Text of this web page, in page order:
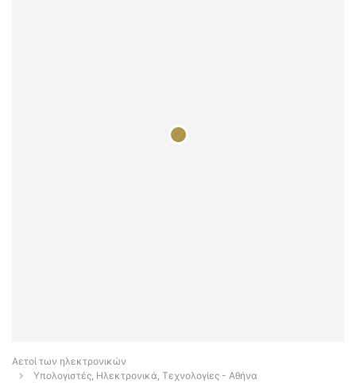
Αετοί των ηλεκτρονικών
Υπολογιστές, Ηλεκτρονικά, Τεχνολογίες - Αθήνα